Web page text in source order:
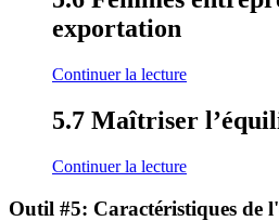
exportation
Continuer la lecture
5.7 Maîtriser
Continuer la lecture
Outil #5: Caractéristiques de